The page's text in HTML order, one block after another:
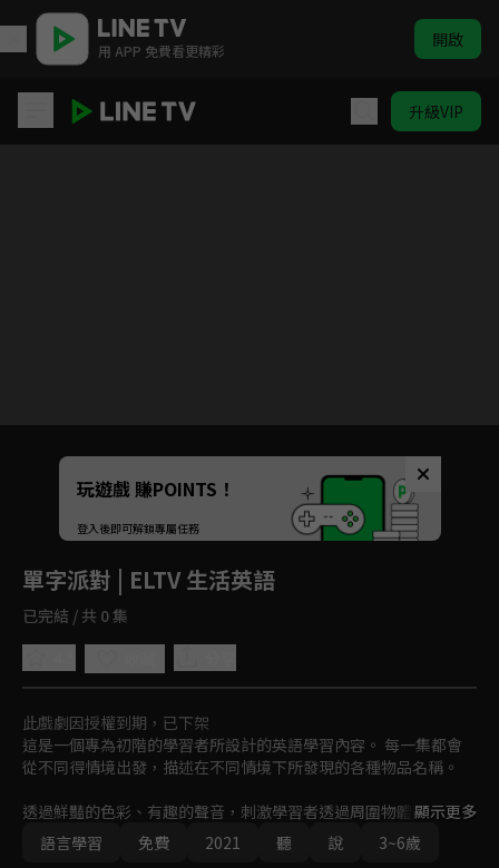
用 APP 免費看更精彩 開啟
升級VIP
Unmute
如有不便請見諒
玩遊戲 賺POINTS！
登入後即可解鎖專屬任務
單字派對 | ELTV 生活英語
已完結 / 共 0 集
此戲劇因授權到期，已下架
這是一個專為初階的學習者所設計的英語學習內容。 每一集都會
從不同得情境出發，描述在不同情境下所發現的各種物品名稱。
透過鮮豔的色彩、有趣的聲音，刺激學習者透過周圍物體的名稱進
而學習語言。不知道英語學習該從何處下手嗎？先從參加這場簡易
的單字派對開始吧！
顯示更多
語言學習
免費 2021 聽 說 3~6歲